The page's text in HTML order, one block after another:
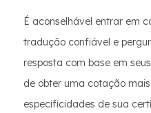
É aconselhável entrar em
tradução confiável e
resposta com base em
de obter uma cotação
especificidades de sua